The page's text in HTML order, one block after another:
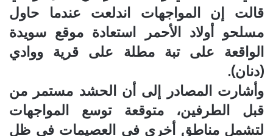
قالت إن المواجهات اندلعت عندما حاول
مسلحو أولاد الأحمر استعادة موقع سويدة
الواقعة على تبة مطلة على قرية ووادي
(دنان).
وأشارت المصادر إلى أن الحشد مستمر من
قبل الطرفين، متوقعة توسع المواجهات
لتشمل مناطق أخرى في العصيمات في ظل